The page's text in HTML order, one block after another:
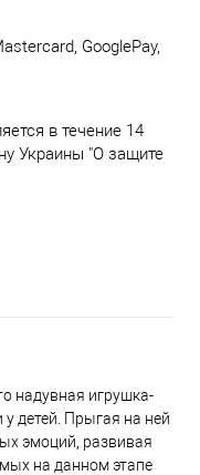
GooglePay,
в течение 14
Украины "О защите
надувная игрушка-
детей. Прыгая на ней
эмоций, развивая
на данном этапе